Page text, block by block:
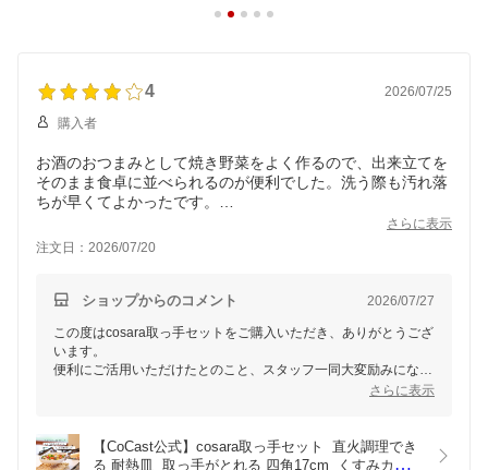
4 2026/07/25
購入者
お酒のおつまみとして焼き野菜をよく作るので、出来立てを
そのまま食卓に並べられるのが便利でした。洗う際も汚れ落
ちが早くてよかったです。
ただ今のところそれ以外の活用方法が思い当たらないため、
公式サイト等でもっと活発にレシピなどを発信してもらえる
さらに表示
注文日：2026/07/20
ショップからのコメント 2026/07/27
この度はcosara取っ手セットをご購入いただき、ありがとうござ
います。
便利にご活用いただけたとのこと、スタッフ一同大変励みになり
楽天ショップのコンテンツページでも、今後さらにレシピのご紹
介を充実させていきたいと考えております。
さらに表示
【CoCast公式】cosara取っ手セット  直火調理でき
る 耐熱皿  取っ手がとれる 四角17cm  くすみカラ